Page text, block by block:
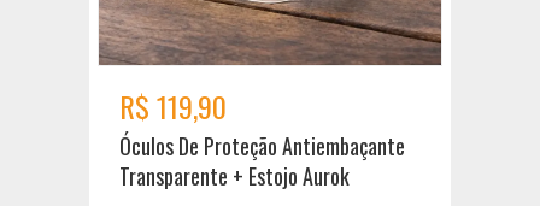
R$ 119,90
Óculos De Proteção Antiembaçante
Transparente + Estojo Aurok